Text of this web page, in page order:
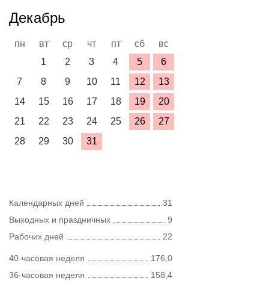
Декабрь
пн вт ср чт пт сб
вс
1
2 3 4 5
6
7
8 9 10 11 12
13
14
15 16 17 18 19
20
21
22 23 24 25 26
27
28
29 30 31
Календарных дней
31
Выходных и праздничных
9
Рабочих дней
22
40-часовая неделя
176,0
36-часовая неделя
158,4